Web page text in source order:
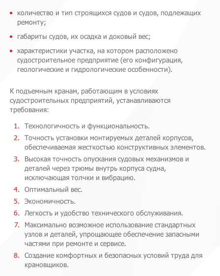
количество и тип строящихся судов и судов, подлежащих
ремонту;
габариты судов, их осадка и доковый вес;
характеристики участка, на котором расположено
судостроительное предприятие (его конфигурация,
геологические и гидрологические особенности).
К подъемным кранам, работающим в условиях
судостроительных предприятий, устанавливаются
требования:
Технологичность и функциональность.
Точность установки монтируемых деталей корпусов,
обеспечиваемая жесткостью конструктивных элементов.
Высокая точность опускания судовых механизмов и
деталей через трюмы внутрь корпуса судна,
исключающая толчки и вибрацию.
Оптимальный вес.
Экономичность.
Легкость и удобство технического обслуживания.
Максимально возможное использование стандартных
узлов и деталей, упрощающее обеспечение запасными
частями при ремонте и сервисе.
Создание комфортных и безопасных условий труда для
крановщиков.